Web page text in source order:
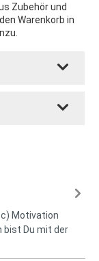
Zubehör und
Warenkorb in
Motivation
bist Du mit der